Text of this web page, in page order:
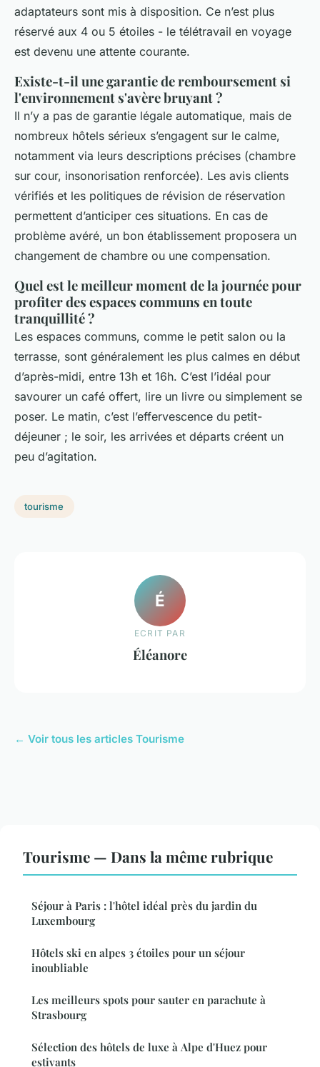
adaptateurs sont mis à disposition. Ce n’est plus
réservé aux 4 ou 5 étoiles - le télétravail en voyage
est devenu une attente courante.
Existe-t-il une garantie de remboursement si
l'environnement s'avère bruyant ?
Il n’y a pas de garantie légale automatique, mais de
nombreux hôtels sérieux s’engagent sur le calme,
notamment via leurs descriptions précises (chambre
sur cour, insonorisation renforcée). Les avis clients
vérifiés et les politiques de révision de réservation
permettent d’anticiper ces situations. En cas de
problème avéré, un bon établissement proposera un
changement de chambre ou une compensation.
Quel est le meilleur moment de la journée pour
profiter des espaces communs en toute
tranquillité ?
Les espaces communs, comme le petit salon ou la
terrasse, sont généralement les plus calmes en début
d’après-midi, entre 13h et 16h. C’est l’idéal pour
savourer un café offert, lire un livre ou simplement se
poser. Le matin, c’est l’effervescence du petit-
déjeuner ; le soir, les arrivées et départs créent un
peu d’agitation.
tourisme
É
ECRIT PAR
Éléanore
← Voir tous les articles Tourisme
Tourisme — Dans la même rubrique
Séjour à Paris : l'hôtel idéal près du jardin du
Luxembourg
Hôtels ski en alpes 3 étoiles pour un séjour
inoubliable
Les meilleurs spots pour sauter en parachute à
Strasbourg
Sélection des hôtels de luxe à Alpe d'Huez pour
estivants